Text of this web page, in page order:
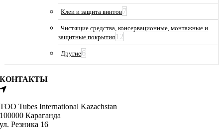
Клеи и защита винтов7
Чистящие средства, консервационные, монтажные и
защитные покрытия 12
Другие6
КОНТАКТЫ
ТОО Tubes International Kazachstan
100000 Караганда
ул. Резника 16